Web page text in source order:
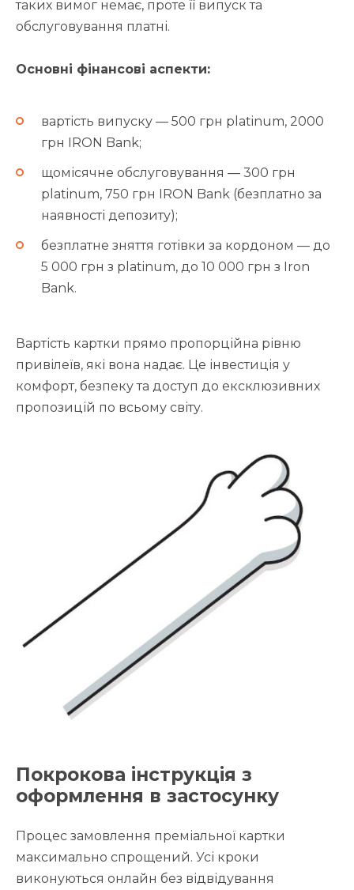
таких вимог немає, проте її випуск та
обслуговування платні.
Основні фінансові аспекти:
вартість випуску — 500 грн platinum, 2000
грн IRON Bank;
щомісячне обслуговування — 300 грн
platinum, 750 грн IRON Bank (безплатно за
наявності депозиту);
безплатне зняття готівки за кордоном — до
5 000 грн з platinum, до 10 000 грн з Iron
Bank.
Вартість картки прямо пропорційна рівню
привілеїв, які вона надає. Це інвестиція у
комфорт, безпеку та доступ до ексклюзивних
пропозицій по всьому світу.
Покрокова інструкція з
оформлення в застосунку
Процес замовлення преміальної картки
максимально спрощений. Усі кроки
виконуються онлайн без відвідування